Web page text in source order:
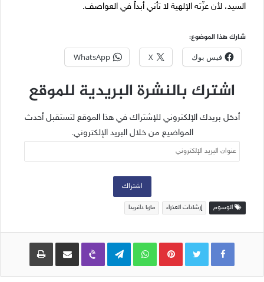
السيد، لأن عزّته الإلهية لا تأتي أبداً في العواصف.
شارك هذا الموضوع:
فيس بوك X
WhatsApp
اشترك بالنشرة البريدية للموقع
أدخل بريدك الإلكتروني للإشتراك في هذا الموقع لتستقبل أحدث
المواضيع من خلال البريد الإلكتروني.
عنوان
البريد
اشتراك
الوسوم إرشادات العذراء ماريا داغريدا
Pinterest
WhatsApp
Telegram
Viber مشاركة عبر البريد طباعة